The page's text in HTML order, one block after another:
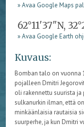
» Avaa Google Maps
62°11'37"N,
» Avaa Google Earth
Kuvaus:
Bomban talo on vuonna
pojalleen Dmitri
oli rakennettu suurista ja
sulkanurkin ilman, että
minkäänlaisia rautaisia
suurperhe, ja kun Dmitri